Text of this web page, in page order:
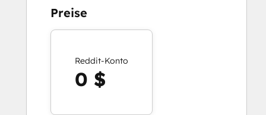
Preise
Reddit-Konto
0 $